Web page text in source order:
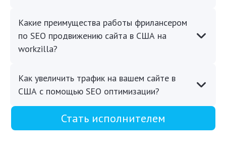
Какие преимущества работы фрилансером
по SEO продвижению сайта в США на
workzilla?
Как увеличить трафик на вашем сайте в
США с помощью SEO оптимизации?
Стать исполнителем